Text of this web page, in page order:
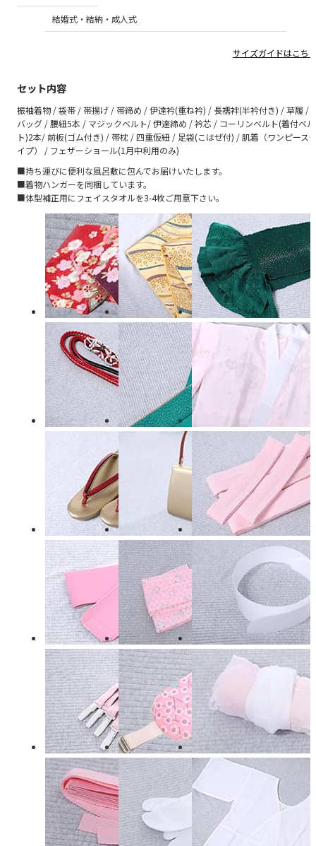
結婚式・結納・成人式
サイズガイドはこち
セット内容
振袖着物 / 袋帯 / 帯揚げ / 帯締め / 伊達衿(重ね衿) / 長襦袢(半衿付き) / 草履 /
バッグ / 腰紐5本 / マジックベルト/ 伊達締め / 衿芯 / コーリンベルト(着付ベル
ト)2本/ 前板(ゴム付き) / 帯枕 / 四重仮紐 / 足袋(こはぜ付) / 肌着（ワンピース
イプ） / フェザーショール(1月中利用のみ)
■持ち運びに便利な風呂敷に包んでお届けいたします。
■着物ハンガーを同梱しています。
■体型補正用にフェイスタオルを3-4枚ご用意下さい。